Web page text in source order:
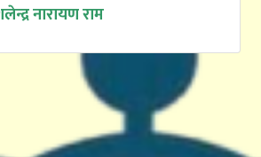
नारायण राम